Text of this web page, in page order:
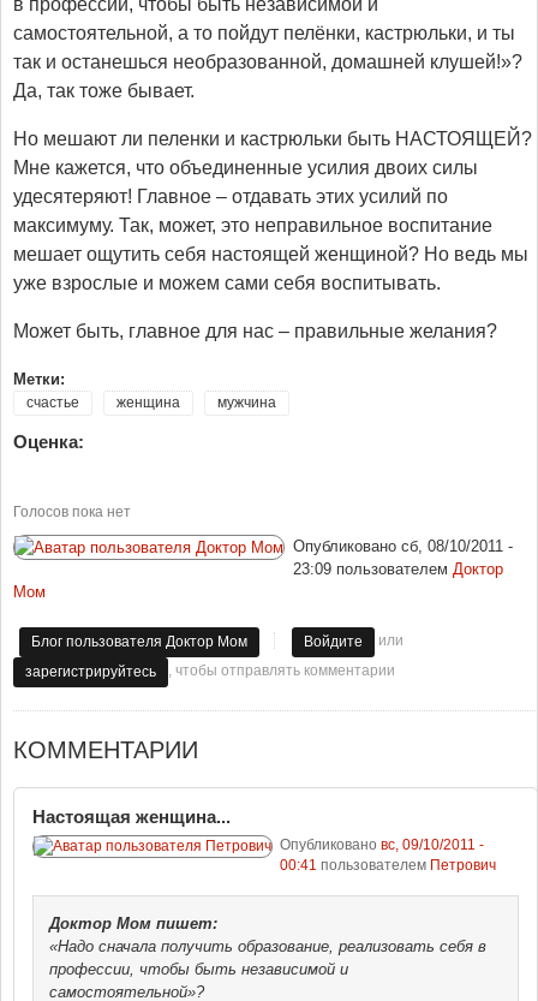
в профессии, чтобы быть независимой и
самостоятельной, а то пойдут пелёнки, кастрюльки, и ты
так и останешься необразованной, домашней клушей!»?
Да, так тоже бывает.
Но мешают ли пеленки и кастрюльки быть НАСТОЯЩЕЙ?
Мне кажется, что объединенные усилия двоих силы
удесятеряют! Главное – отдавать этих усилий по
максимуму. Так, может, это неправильное воспитание
мешает ощутить себя настоящей женщиной? Но ведь мы
уже взрослые и можем сами себя воспитывать.
Может быть, главное для нас – правильные желания?
Метки:
счастье женщина мужчина
Оценка:
Голосов пока нет
Опубликовано сб, 08/10/2011 -
23:09пользователем Доктор
Мом
Блог пользователя Доктор Мом Войдите
или
зарегистрируйтесь
, чтобы отправлять комментарии
КОММЕНТАРИИ
Настоящая женщина...
Опубликовано вс, 09/10/2011 -
00:41 пользователем Петрович
Доктор Мом пишет:
«Надо сначала получить образование, реализовать себя в
профессии, чтобы быть независимой и
самостоятельной»?